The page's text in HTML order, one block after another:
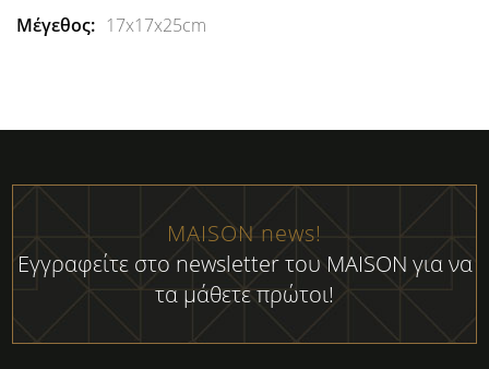
17x17x25cm
MAISON news!
Εγγραφείτε στο newsletter του MAISON για να
τα μάθετε πρώτοι!